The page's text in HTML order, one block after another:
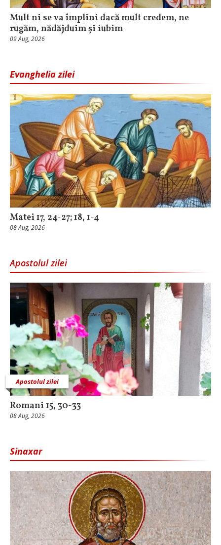
Mult ni se va împlini dacă mult credem, ne
rugăm, nădăjduim și iubim
09 Aug, 2026
Evanghelia zilei
Matei 17, 24-27; 18, 1-4
08 Aug, 2026
Apostolul zilei
Apostolul zilei
Romani 15, 30-33
08 Aug, 2026
Sinaxar